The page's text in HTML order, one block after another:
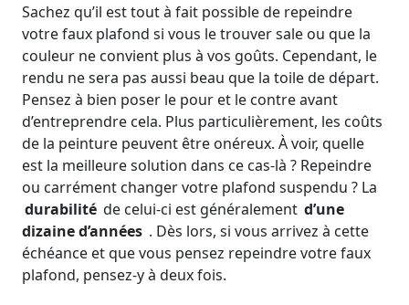
Sachez qu’il est tout à fait possible de repeindre
votre faux plafond si vous le trouver sale ou que la
couleur ne convient plus à vos goûts. Cependant, le
rendu ne sera pas aussi beau que la toile de départ.
Pensez à bien poser le pour et le contre avant
d’entreprendre cela. Plus particulièrement, les coûts
de la peinture peuvent être onéreux. À voir, quelle
est la meilleure solution dans ce cas-là ? Repeindre
ou carrément changer votre plafond suspendu ? La
durabilité de celui-ci est généralement d’une
dizaine d’années . Dès lors, si vous arrivez à cette
échéance et que vous pensez repeindre votre faux
plafond, pensez-y à deux fois.